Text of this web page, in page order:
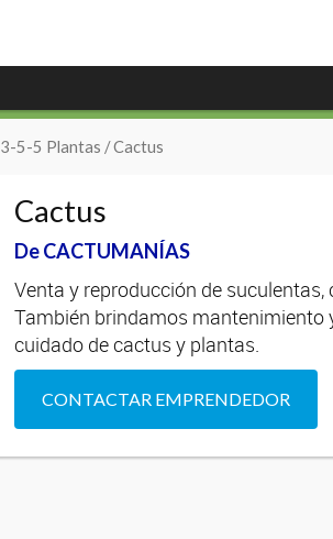
3-5-5 Plantas / Cactus
Cactus
De CACTUMANÍAS
Venta y reproducción de suculentas,
También brindamos mantenimiento
cuidado de cactus y plantas.
CONTACTAR EMPRENDEDOR